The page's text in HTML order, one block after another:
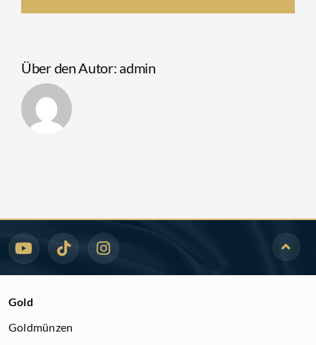
Über den Autor: admin
Gold
Goldmünzen